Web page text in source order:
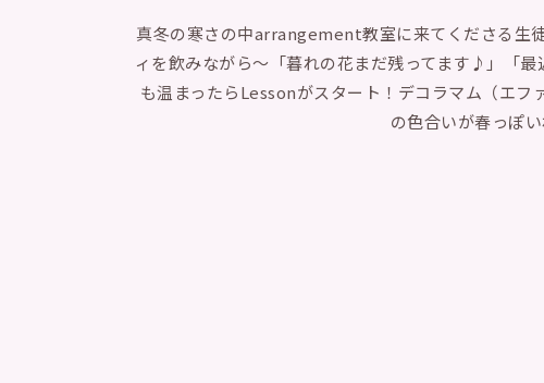
真冬の寒さの中arrangement教室に来てくださる生
ィを飲みながら〜「暮れの花まだ残ってます♪ 」「
も温まったらLessonがスタート！デコラマム（エフ
の色合いが春っぽ